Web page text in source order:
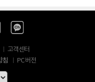
고객센터
침 PC 버전